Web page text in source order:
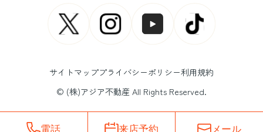
サイトマッププライバシーポリシー利用規約
© (株)アジア不動産 All Rights Reserved.
電話 来店予約 メール